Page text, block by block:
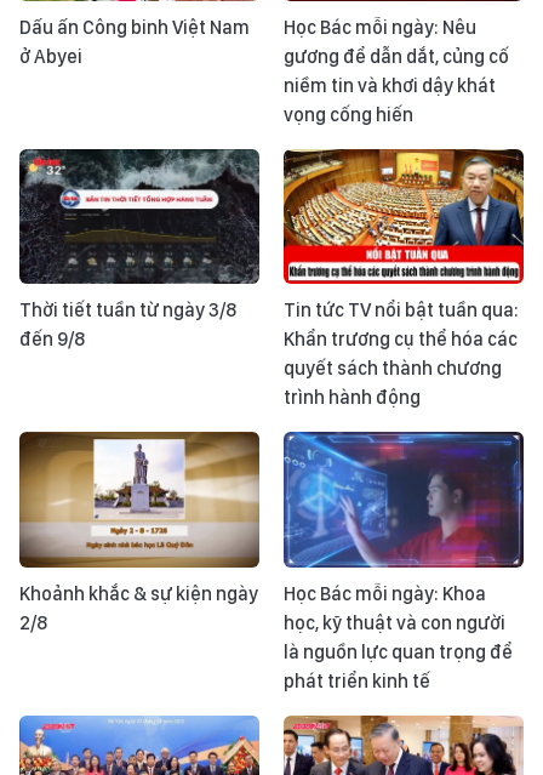
Dấu ấn Công binh Việt Nam
ở Abyei
Học Bác mỗi ngày: Nêu
gương để dẫn dắt, củng cố
niềm tin và khơi dậy khát
vọng cống hiến
Thời tiết tuần từ ngày 3/8
đến 9/8
Tin tức TV nổi bật tuần qua:
Khẩn trương cụ thể hóa các
quyết sách thành chương
trình hành động
Khoảnh khắc & sự kiện ngày
2/8
Học Bác mỗi ngày: Khoa
học, kỹ thuật và con người
là nguồn lực quan trọng để
phát triển kinh tế